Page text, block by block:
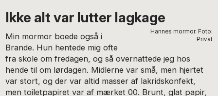
Ikke alt var lutter lagkage
Hannes mormor. Foto:
Privat
Min mormor boede også i
Brande. Hun hentede mig ofte
fra skole om fredagen, og så overnattede jeg hos
hende til om lørdagen. Midlerne var små, men hjertet
var stort, og der var altid masser af lakridskonfekt,
men toiletpapiret var af mærket 00. Brunt, glat papir,